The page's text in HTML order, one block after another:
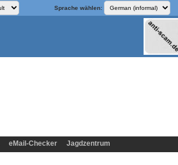
Sprache wählen:
eMail-Checker Jagdzentrum